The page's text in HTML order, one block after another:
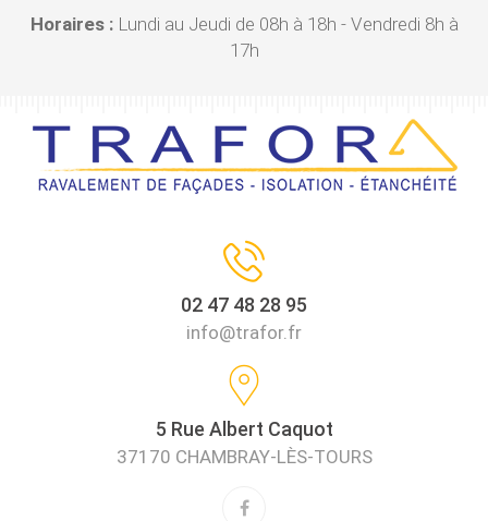
Horaires :Lundi au Jeudi de 08h à 18h - Vendredi 8h à
17h
02 47 48 28 95
info@trafor.fr
5 Rue Albert Caquot
37170 CHAMBRAY-LÈS-TOURS